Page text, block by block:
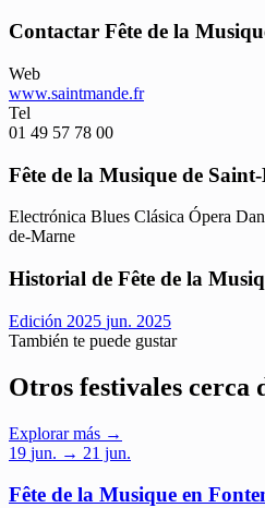
Contactar Fête de la
Web
www.saintmande.fr
Tel
01 49 57 78 00
Fête de la Musique de
Electrónica Blues Clásica Ópera
de-Marne
Historial de Fête de la
Edición 2025 jun. 2025
También te puede gustar
Otros festivales cerca
Explorar más →
19 jun. → 21 jun.
Fête de la Musique en